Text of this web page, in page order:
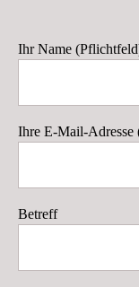
Ihr Name
Ihre E-Mail-
Betreff